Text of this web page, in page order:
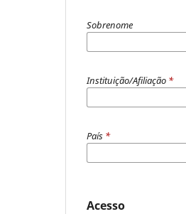
Sobrenome
Instituição/Afiliação *
País *
Acesso